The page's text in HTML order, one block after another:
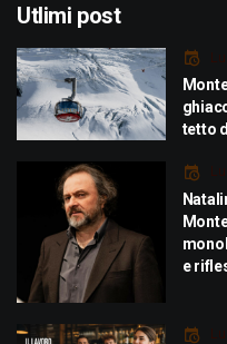
Utlimi post
tetto
e